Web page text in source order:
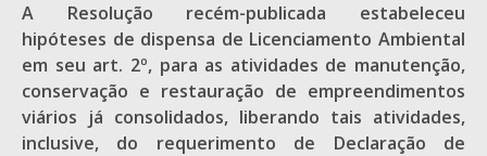
A Resolução recém-publicada estabeleceu
hipóteses de dispensa de Licenciamento Ambiental
em seu art. 2º, para as atividades de manutenção,
conservação e restauração de empreendimentos
viários já consolidados, liberando tais atividades,
inclusive, do requerimento de Declaração de